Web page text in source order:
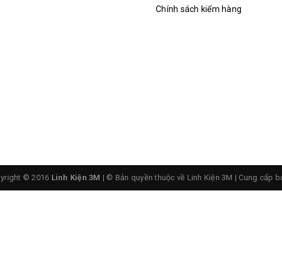
Chính sách kiểm hàng
© 2016 Linh Kiện 3M | © Bản quyền thuộc về Linh Kiện 3M | Cung cấp